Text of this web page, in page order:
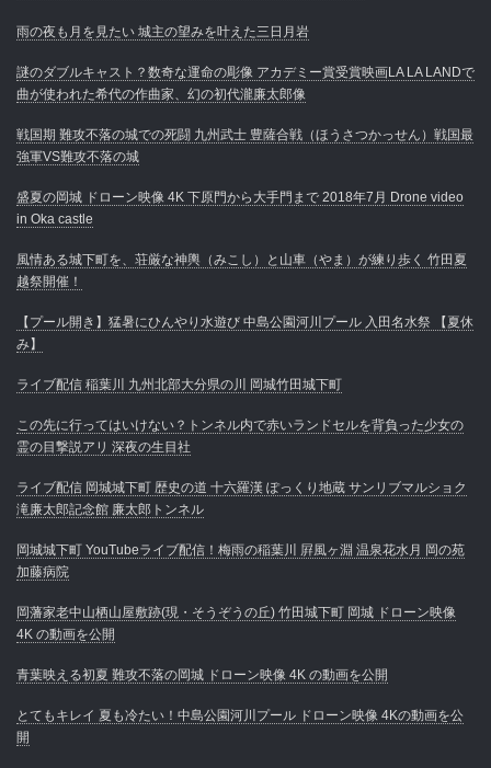
雨の夜も月を見たい 城主の望みを叶えた三日月岩
謎のダブルキャスト？数奇な運命の彫像 アカデミー賞受賞映画LA LA LANDで
曲が使われた希代の作曲家、幻の初代瀧廉太郎像
戦国期 難攻不落の城での死闘 九州武士 豊薩合戦（ほうさつかっせん）戦国最
強軍VS難攻不落の城
盛夏の岡城 ドローン映像 4K 下原門から大手門まで 2018年7月 Drone video
in Oka castle
風情ある城下町を、荘厳な神輿（みこし）と山車（やま）が練り歩く 竹田夏
越祭開催！
【プール開き】猛暑にひんやり水遊び 中島公園河川プール 入田名水祭 【夏休
み】
ライブ配信 稲葉川 九州北部大分県の川 岡城竹田城下町
この先に行ってはいけない？トンネル内で赤いランドセルを背負った少女の
霊の目撃説アリ 深夜の生目社
ライブ配信 岡城城下町 歴史の道 十六羅漢 ぽっくり地蔵 サンリブマルショク
滝廉太郎記念館 廉太郎トンネル
岡城城下町 YouTubeライブ配信！梅雨の稲葉川 屛風ヶ淵 温泉花水月 岡の苑
加藤病院
岡藩家老中山栖山屋敷跡(現・そうぞうの丘) 竹田城下町 岡城 ドローン映像
4K の動画を公開
青葉映える初夏 難攻不落の岡城 ドローン映像 4K の動画を公開
とてもキレイ 夏も冷たい！中島公園河川プール ドローン映像 4Kの動画を公
開